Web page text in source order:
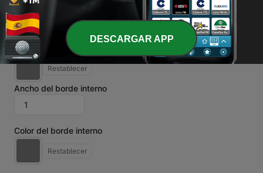
Ancho del borde
Color del borde
Restablecer
Ancho del borde interno
Color del borde interno
Restablecer
DESCARGAR APP